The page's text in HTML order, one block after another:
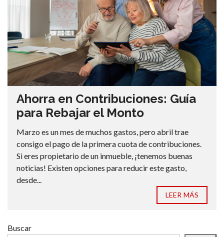
Ahorra en Contribuciones: Guía
para Rebajar el Monto
Marzo es un mes de muchos gastos, pero abril trae
consigo el pago de la primera cuota de contribuciones.
Si eres propietario de un inmueble, ¡tenemos buenas
noticias! Existen opciones para reducir este gasto,
desde...
LEER MÁS
Buscar